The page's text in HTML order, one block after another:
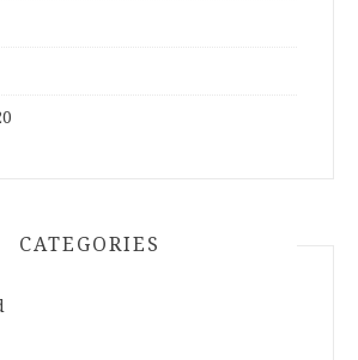
CATEGORIES